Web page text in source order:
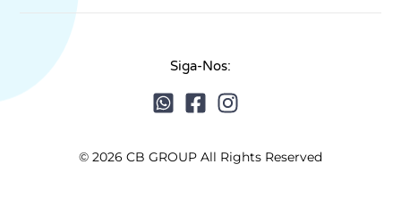
Siga-Nos:
© 2026 CB GROUP All Rights Reserved